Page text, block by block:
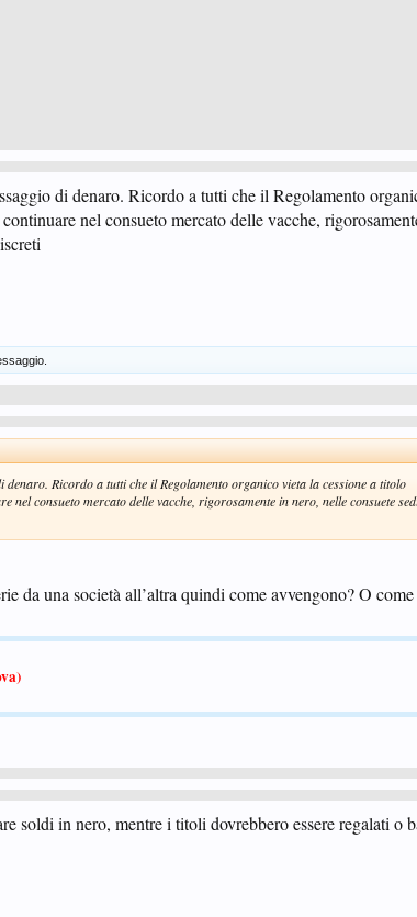
di denaro. Ricordo a tutti che il Regolamento
nel consueto mercato delle vacche,
Ricordo a tutti che il Regolamento organico vieta la cessione a titolo
nel consueto mercato delle vacche, rigorosamente in nero, nelle consuete
da una società all’altra quindi come avvengono? O
soldi in nero, mentre i titoli dovrebbero essere regalati o